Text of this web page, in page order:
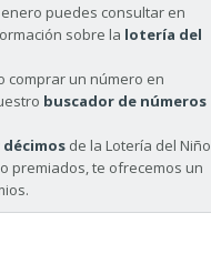
puedes consultar en
sobre la lotería del
comprar un número en
buscador de números
de la Lotería del Niño
premiados, te ofrecemos un